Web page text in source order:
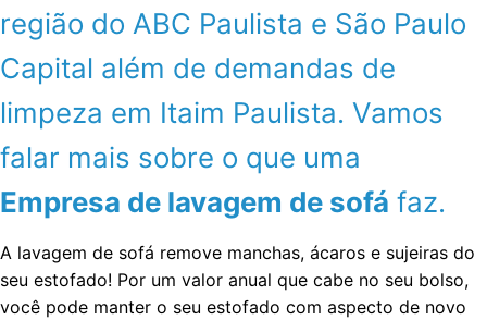
região do ABC Paulista e São Paulo
Capital além de demandas de
limpeza em Itaim Paulista. Vamos
falar mais sobre o que uma
Empresa de lavagem de sofá faz.
A lavagem de sofá remove manchas, ácaros e sujeiras do
seu estofado! Por um valor anual que cabe no seu bolso,
você pode manter o seu estofado com aspecto de novo